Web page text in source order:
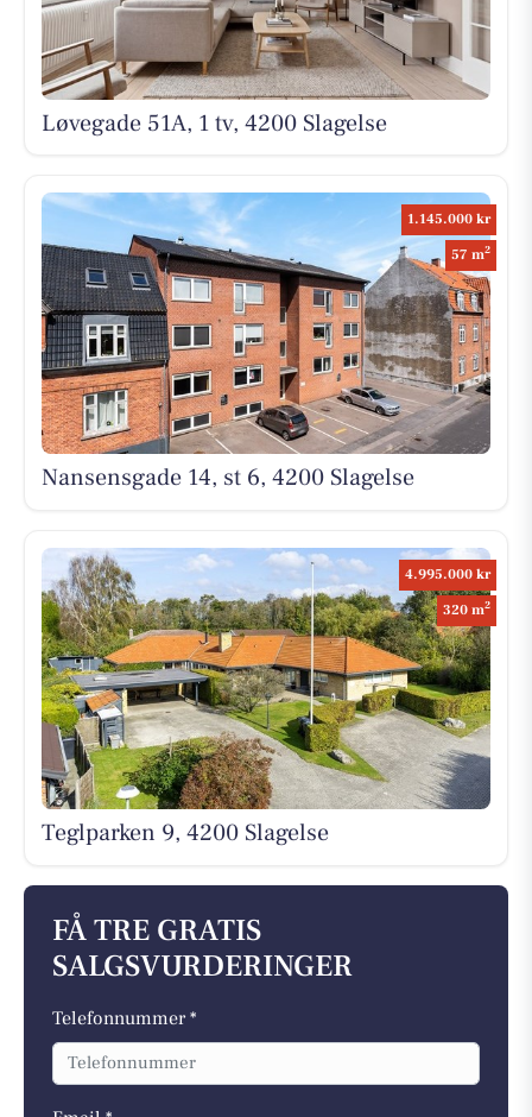
Løvegade 51A, 1 tv, 4200 Slagelse
1.145.000 kr
57 m2
Nansensgade 14, st 6, 4200 Slagelse
4.995.000 kr
320 m2
Teglparken 9, 4200 Slagelse
FÅ TRE GRATIS
SALGSVURDERINGER
Telefonnummer *